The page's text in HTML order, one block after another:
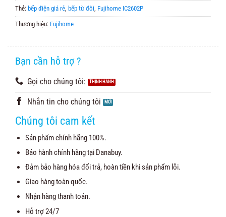
Thẻ: bếp điện giá rẻ, bếp từ đôi, Fujihome IC2602P
Thương hiệu: Fujihome
Bạn cần hỗ trợ ?
Gọi cho chúng tôi:
Nhắn tin cho chúng tôi
Chúng tôi cam kết
Sản phẩm chính hãng 100%.
Bảo hành chính hãng tại Danabuy.
Đảm bảo hàng hóa đổi trả, hoàn tiền khi sản phẩm lỗi.
Giao hàng toàn quốc.
Nhận hàng thanh toán.
Hỗ trợ 24/7